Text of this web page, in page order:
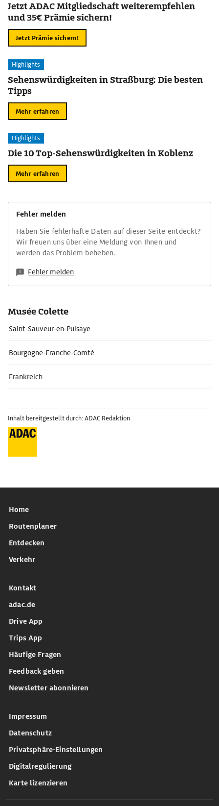
Jetzt ADAC Mitgliedschaft weiterempfehlen
und 35€ Prämie sichern!
Jetzt Prämie sichern!
Highlights
Sehenswürdigkeiten in Straßburg: Die besten
Tipps
Mehr erfahren
Highlights
Die 10 Top-Sehenswürdigkeiten in Koblenz
Mehr erfahren
Fehler melden
Haben Sie fehlerhafte Daten auf dieser Seite entdeckt?
Wir freuen uns über eine Meldung von Ihnen und
werden das Problem beheben.
Fehler melden
Musée Colette
Saint-Sauveur-en-Puisaye
Bourgogne-Franche-Comté
Frankreich
Inhalt bereitgestellt durch: ADAC Redaktion
Home
Routenplaner
Entdecken
Verkehr
Kontakt
adac.de
Drive App
Trips App
Häufige Fragen
Feedback geben
Newsletter abonnieren
Impressum
Datenschutz
Privatsphäre-Einstellungen
Digitalregulierung
Karte lizenzieren